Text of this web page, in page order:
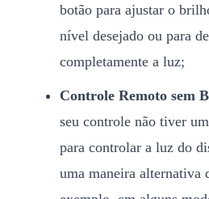
botão para ajustar o
nível desejado ou para
completamente a luz;
Controle Remoto sem
seu controle não tiver
para controlar a luz do
uma maneira alternativa